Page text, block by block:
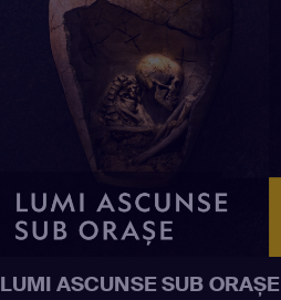
LUMI ASCUNSE SUB ORAȘE